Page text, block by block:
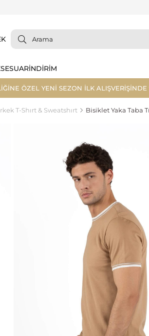
İNDİRİM
ÖZEL YENİ SEZON İLK
T-Shırt & Sweatshırt Bisiklet Yaka Taba